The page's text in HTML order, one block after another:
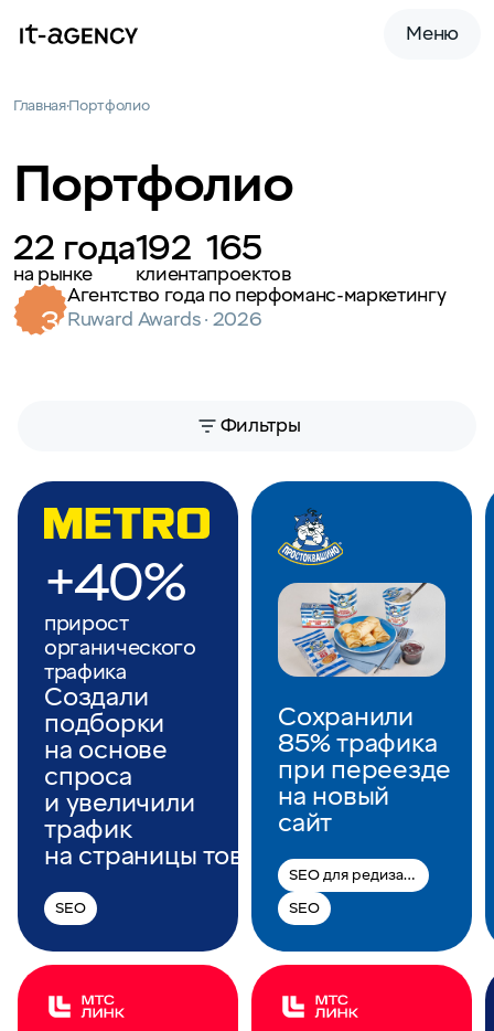
Меню
ГлавнаяПортфолио
Портфолио
22 года
на рынке
192
клиента
165
проектов
3
Гран-при диджитал-рынка в категории
«Агентство года»
Фильтры
+40%
прирост
органического
трафика
Создали
подборки
на основе
спроса
и увеличили
трафик
на страницы товаров
SEO
Сохранили
85% трафика
при переезде
на новый
сайт
SEO для редизайна
SEO